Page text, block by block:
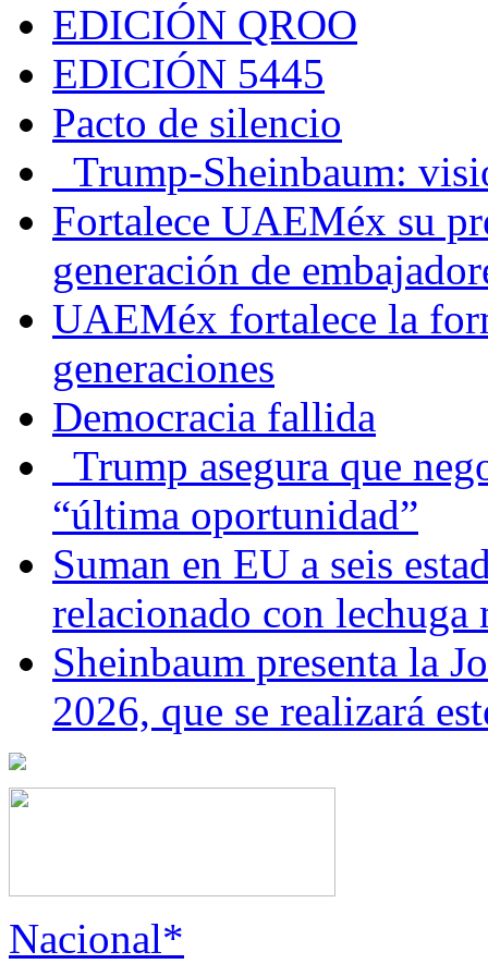
EDICIÓN QROO
EDICIÓN 5445
Pacto de silencio
Trump-Sheinbaum:
Fortalece UAEMéx su
generación de
UAEMéx fortalece la
generaciones
Democracia fallida
Trump asegura que
“última oportunidad”
Suman en EU a seis
relacionado con lechuga
Sheinbaum presenta la
2026, que se realizará
Nacional*